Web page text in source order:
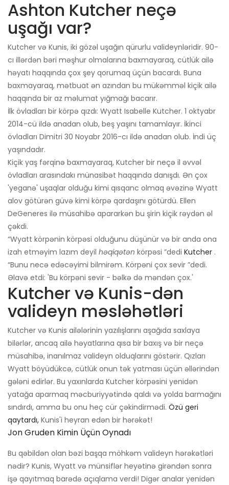
Ashton Kutcher neçə
uşağı var?
Kutcher və Kunis, iki gözəl uşağın qürurlu valideynləridir. 90-
cı illərdən bəri məşhur olmalarına baxmayaraq, cütlük ailə
həyatı haqqında çox şey qorumaq üçün bacardı. Buna
baxmayaraq, mətbuat ən azından bu mükəmməl kiçik ailə
haqqında bir az məlumat yığmağı bacarır.
İlk övladları bir körpə qızdı: Wyatt Isabelle Kutcher. 1 oktyabr
2014-cü ildə anadan olub, beş yaşını tamamlayır. İkinci
övladları Dimitri 30 Noyabr 2016-cı ildə anadan olub. İndi üç
yaşındadır.
Kiçik yaş fərqinə baxmayaraq, Kutcher bir neçə il əvvəl
övladları arasındakı münasibət haqqında danışdı. Ən çox
'yeganə' uşaqlar olduğu kimi qısqanc olmaq əvəzinə Wyatt
alov götürən güvə kimi körpə qardaşını götürdü. Ellen
DeGeneres ilə müsahibə apararkən bu şirin kiçik rəydən əl
çəkdi.
“Wyatt körpənin körpəsi olduğunu düşünür və bir anda ona
izah etməyim lazım deyil həqiqətən körpəsi ”dedi Kutcher .
“Bunu necə edəcəyimi bilmirəm. Körpəni çox sevir ”dedi.
Əlavə etdi: 'Bu körpəni sevir - bəlkə də məndən çox.'
Kutcher və Kunis-dən
valideyn məsləhətləri
Kutcher və Kunis ailələrinin yazılışlarını aşağıda saxlaya
bilərlər, ancaq ailə həyatlarına qısa bir baxış və bir neçə
müsahibə, inanılmaz valideyn olduqlarını göstərir. Qızları
Wyatt böyüdükcə, cütlük onun tək yatması üçün əllərindən
gələni edirlər. Bu yaxınlarda Kutcher körpəsini yenidən
yatağa aparmaq məcburiyyətində qaldı və yolda barmağını
sındırdı, amma bu onu heç cür çəkindirmədi. Özü geri
qaytardı, Kunis'i heyran edən bir hərəkət!
Jon Gruden Kimin Üçün Oynadı
Bu qəbildən olan bəzi başqa möhkəm valideyn hərəkətləri
nədir? Kunis, Wyatt və münsiflər heyətinə girəndən sonra
işə qayıtmaq barədə açıqlama verdi! Digər analar yenidən